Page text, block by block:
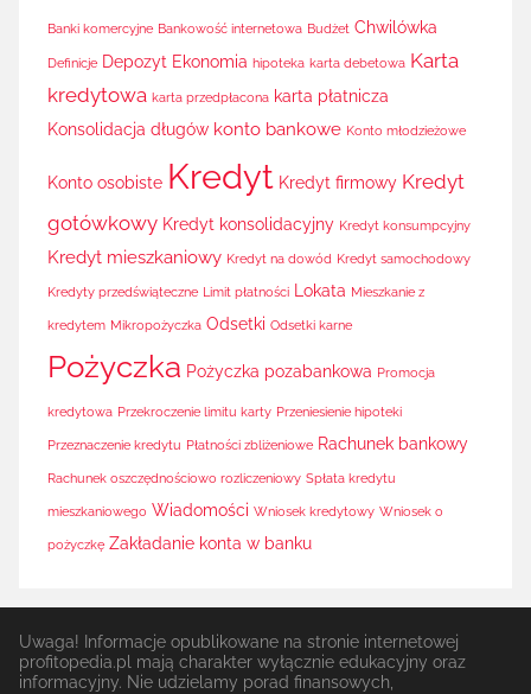
Banki komercyjne Bankowość internetowa Budżet Chwilówka
Definicje Depozyt Ekonomia hipoteka karta debetowa Karta
kredytowa karta przedpłacona karta płatnicza
Konsolidacja długów konto bankowe Konto młodzieżowe
Konto osobiste Kredyt Kredyt firmowy Kredyt
gotówkowy Kredyt konsolidacyjny Kredyt konsumpcyjny
Kredyt mieszkaniowy Kredyt na dowód Kredyt samochodowy
Kredyty przedświąteczne Limit płatności Lokata Mieszkanie z
kredytem Mikropożyczka Odsetki Odsetki karne
Pożyczka Pożyczka pozabankowa Promocja
kredytowa Przekroczenie limitu karty Przeniesienie hipoteki
Przeznaczenie kredytu Płatności zbliżeniowe Rachunek bankowy
Rachunek oszczędnościowo rozliczeniowy Spłata kredytu
mieszkaniowego Wiadomości Wniosek kredytowy Wniosek o
pożyczkę Zakładanie konta w banku
Uwaga! Informacje opublikowane na stronie internetowej
profitopedia.pl mają charakter wyłącznie edukacyjny oraz
informacyjny. Nie udzielamy porad finansowych,